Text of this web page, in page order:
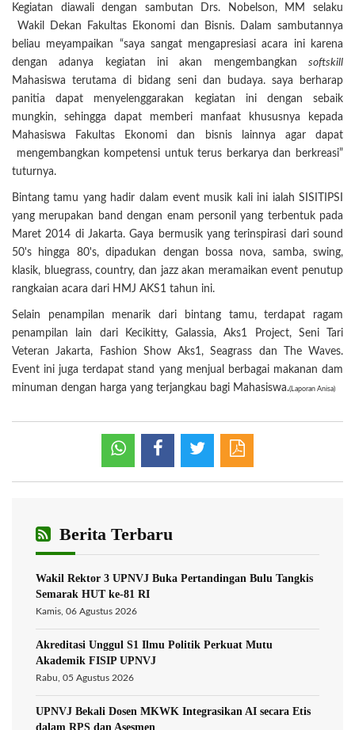
Kegiatan diawali dengan sambutan Drs. Nobelson, MM selaku
Wakil Dekan Fakultas Ekonomi dan Bisnis. Dalam sambutannya
beliau meyampaikan “saya sangat mengapresiasi acara ini karena
dengan adanya kegiatan ini akan mengembangkan softskill
Mahasiswa terutama di bidang seni dan budaya. saya berharap
panitia dapat menyelenggarakan kegiatan ini dengan sebaik
mungkin, sehingga dapat memberi manfaat khususnya kepada
Mahasiswa Fakultas Ekonomi dan bisnis lainnya agar dapat
mengembangkan kompetensi untuk terus berkarya dan berkreasi”
tuturnya.
Bintang tamu yang hadir dalam event musik kali ini ialah SISITIPSI
yang merupakan band dengan enam personil yang terbentuk pada
Maret 2014 di Jakarta. Gaya bermusik yang terinspirasi dari sound
50's hingga 80's, dipadukan dengan bossa nova, samba, swing,
klasik, bluegrass, country, dan jazz akan meramaikan event penutup
rangkaian acara dari HMJ AKS1 tahun ini.
Selain penampilan menarik dari bintang tamu, terdapat ragam
penampilan lain dari Kecikitty, Galassia, Aks1 Project, Seni Tari
Veteran Jakarta, Fashion Show Aks1, Seagrass dan The Waves.
Event ini juga terdapat stand yang menjual berbagai makanan dam
minuman dengan harga yang terjangkau bagi Mahasiswa.(Laporan Anisa)
Berita Terbaru
Wakil Rektor 3 UPNVJ Buka Pertandingan Bulu Tangkis
Semarak HUT ke-81 RI
Kamis, 06 Agustus 2026
Akreditasi Unggul S1 Ilmu Politik Perkuat Mutu
Akademik FISIP UPNVJ
Rabu, 05 Agustus 2026
UPNVJ Bekali Dosen MKWK Integrasikan AI secara Etis
dalam RPS dan Asesmen